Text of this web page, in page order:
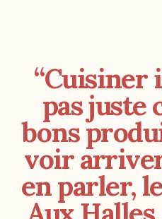
“Cuisiner
pas juste
bons
voir
en parler,